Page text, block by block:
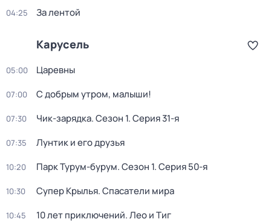
04:25 За лентой
Карусель
05:00 Царевны
07:00 С добрым утром, малыши!
07:30 Чик-зарядка. Сезон 1. Серия 31-я
07:35 Лунтик и его друзья
10:20 Парк Турум-бурум. Сезон 1. Серия 50-я
10:30 Супер Крылья. Спасатели мира
10:45 10 лет приключений. Лео и Тиг